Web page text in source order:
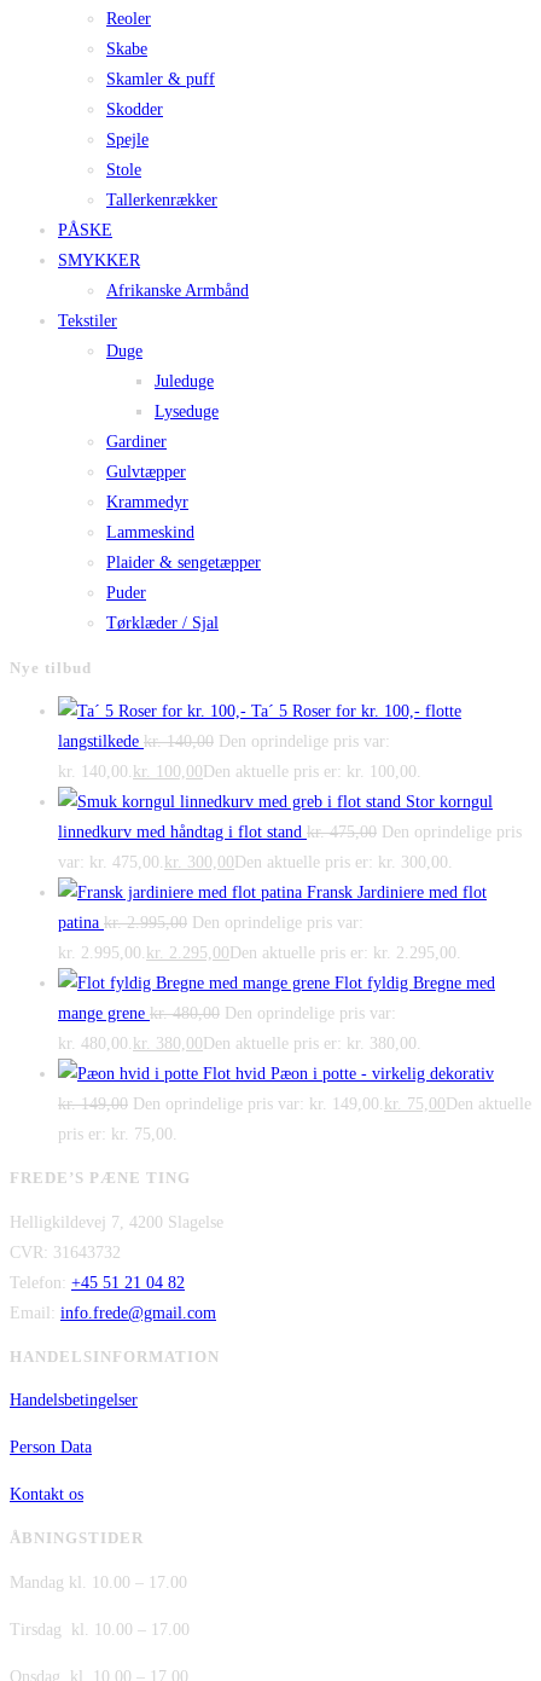
Reoler
Skabe
Skamler & puff
Skodder
Spejle
Stole
Tallerkenrækker
PÅSKE
SMYKKER
Afrikanske Armbånd
Tekstiler
Duge
Juleduge
Lyseduge
Gardiner
Gulvtæpper
Krammedyr
Lammeskind
Plaider & sengetæpper
Puder
Tørklæder / Sjal
Nye tilbud
Ta´ 5 Roser for kr. 100,- flotte
langstilkede kr.140,00 Den oprindelige pris var:
kr. 140,00. kr. 100,00 Den aktuelle pris er: kr. 100,00.
Stor korngul
linnedkurv med håndtag i flot stand kr.475,00 Den oprindelige pris
var: kr. 475,00. kr. 300,00 Den aktuelle pris er: kr. 300,00.
Fransk Jardiniere med flot
patina kr.2.995,00 Den oprindelige pris var:
kr. 2.995,00. kr. 2.295,00 Den aktuelle pris er: kr. 2.295,00.
Flot fyldig Bregne med
mange grene kr.480,00 Den oprindelige pris var:
kr. 480,00. kr. 380,00 Den aktuelle pris er: kr. 380,00.
Flot hvid Pæon i potte - virkelig dekorativ
kr.149,00 Den oprindelige pris var: kr. 149,00. kr. 75,00 Den aktuelle
pris er: kr. 75,00.
FREDE’S PÆNE TING
Helligkildevej 7, 4200 Slagelse
CVR: 31643732
Telefon: +45 51 21 04 82
Email: info.frede@gmail.com
HANDELSINFORMATION
Handelsbetingelser
Person Data
Kontakt os
ÅBNINGSTIDER
Mandag kl. 10.00 – 17.00
Tirsdag kl. 10.00 – 17.00
Onsdag kl. 10.00 – 17.00